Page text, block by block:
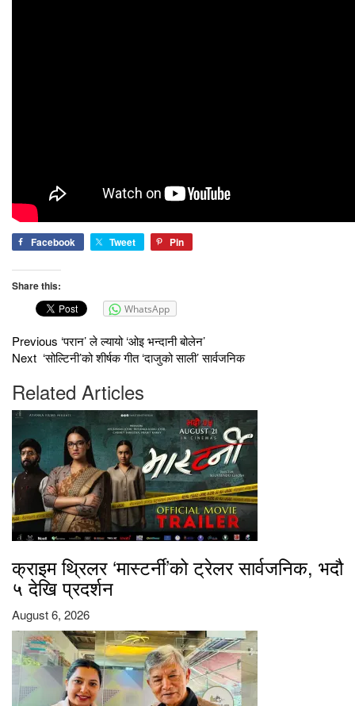
Facebook Tweet Pin
Share this:
WhatsApp
Previous ‘परान’ ले ल्यायो ‘ओइ भन्दानी बोलेन’
Next ‘सोल्टिनी’को शीर्षक गीत ‘दाजुको साली’ सार्वजनिक
Related Articles
क्राइम थ्रिलर ‘मास्टर्नी’को ट्रेलर सार्वजनिक, भदौ
५ देखि प्रदर्शन
August 6, 2026